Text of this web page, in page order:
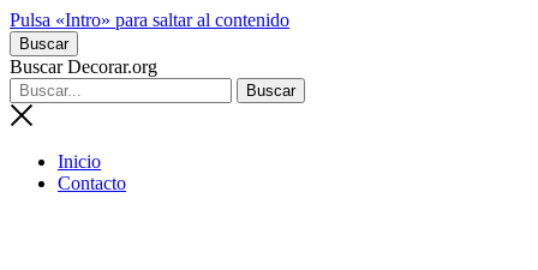
Pulsa «Intro» para saltar al contenido
Buscar
Buscar Decorar.org
Inicio
Contacto